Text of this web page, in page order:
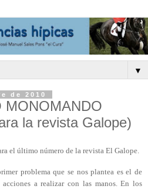
▼
de 2010
MONOMANDO
la revista Galope)
el último número de la revista El Galope.
problema que se nos plantea es el de
a realizar con las manos.En los